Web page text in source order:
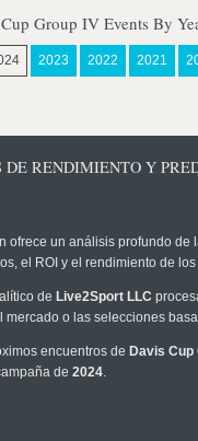
Group IV Events By
2023 2022 2021
RENDIMIENTO Y
ofrece un análisis profundo
el ROI y el rendimiento de
de Live2Sport LLC
mercado o las selecciones
encuentros de Davis Cup
de 2024.